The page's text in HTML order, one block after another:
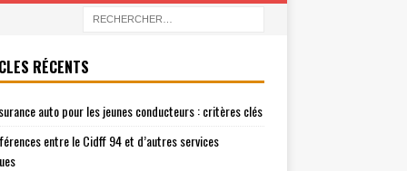
RÉCENTS
auto pour les jeunes conducteurs : critères clés
entre le Cidff 94 et d’autres services